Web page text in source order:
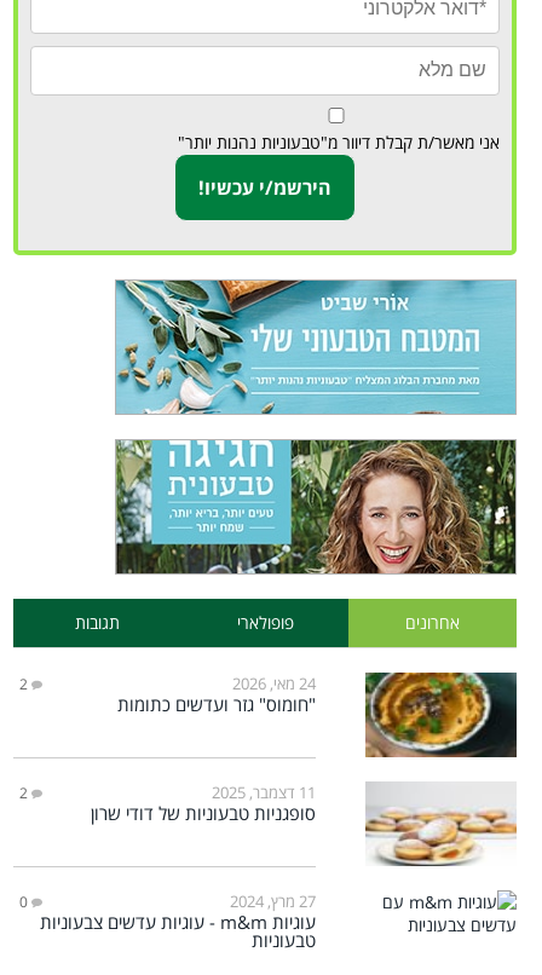
אני מאשר/ת קבלת דיוור מ"טבעוניות נהנות יותר"
אחרונים פופולארי תגובות
24 מאי, 2026 2
"חומוס" גזר ועדשים כתומות
11 דצמבר, 2025 2
סופגניות טבעוניות של דודי שרון
27 מרץ, 2024 0
עוגיות m&m - עוגיות עדשים צבעוניות
טבעוניות